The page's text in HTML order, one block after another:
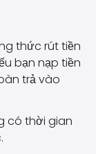
thức rút tiền
bạn nạp tiền
trả vào
có thời gian